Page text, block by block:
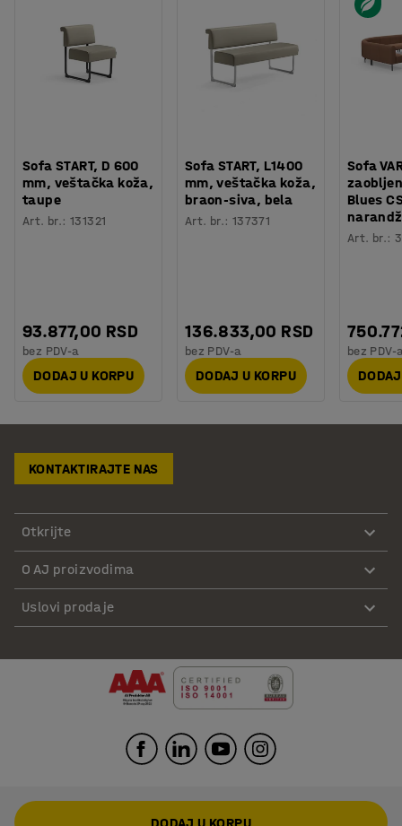
Sofa START, D 600
mm, veštačka koža,
taupe
Art. br.:131321
93.877,00 RSD
bez PDV-a
DODAJ U KORPU
Sofa START, L1400
mm, veštačka koža,
braon-siva, bela
Art. br.: 137371
136.833,00 RSD
bez PDV-a
DODAJ U KORPU
Sofa
Blues
Art. br.:
bez PDV-
KONTAKTIRAJTE NAS
Otkrijte
O AJ proizvodima
Uslovi prodaje
DODAJ U KORPU